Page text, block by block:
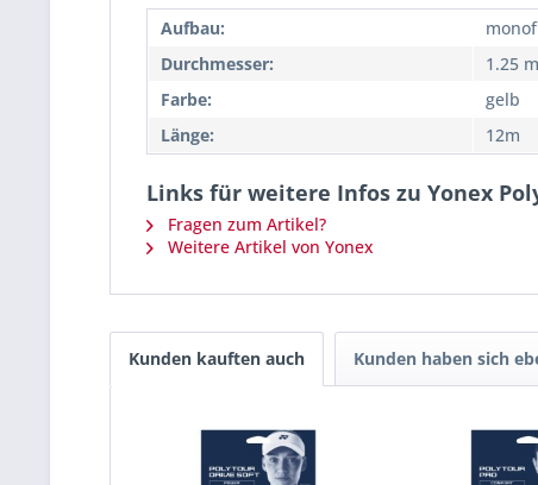
Aufbau:
Durchmesser:
1.25
Farbe:
gelb
Länge:
12m
Links für weitere Infos zu Yonex
Fragen zum Artikel?
Weitere Artikel von Yonex
Kunden kauften auch Kunden haben sich